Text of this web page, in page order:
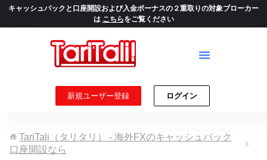
キャッシュバックと口座開設および入金ボーナスの２重取りの対象ブローカー
は こちらをご覧ください
新規ユーザー登録 ログイン
TariTali（タリタリ） - 海外FXのキャッシュバック
口座開設なら